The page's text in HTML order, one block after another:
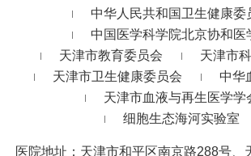
中华人民共和国卫生健康委
中国医学科学院北京协和医
天津市教育委员会
天津市
天津市卫生健康委员会
中华
天津市血液与再生医学学
细胞生态海河实验室
医院地址：天津市和平区南京路288号、